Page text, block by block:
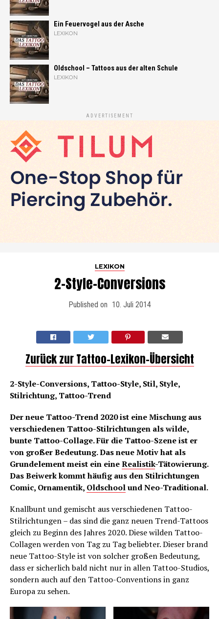
Ein Feuervogel aus der Asche
LEXIKON
Oldschool – Tattoos aus der alten Schule
LEXIKON
ADVERTISEMENT
LEXIKON
2-Style-Conversions
Published on 10. Juli 2014
Zurück zur Tattoo-Lexikon-Übersicht
2-Style-Conversions, Tattoo-Style, Stil, Style,
Stilrichtung, Tattoo-Trend
Der neue Tattoo-Trend 2020 ist eine Mischung aus
verschiedenen Tattoo-Stilrichtungen als wilde,
bunte Tattoo-Collage. Für die Tattoo-Szene ist er
von großer Bedeutung. Das neue Motiv hat als
Grundelement meist ein eineRealistik-Tätowierung.
Das Beiwerk kommt häufig aus den Stilrichtungen
Comic, Ornamentik, Oldschoolund Neo-Traditional.
Knallbunt und gemischt aus verschiedenen Tattoo-
Stilrichtungen – das sind die ganz neuen Trend-Tattoos
gleich zu Beginn des Jahres 2020. Diese wilden Tattoo-
Collagen werden von Tag zu Tag beliebter. Dieser brand
neue Tattoo-Style ist von solcher großen Bedeutung,
dass er sicherlich bald nicht nur in allen Tattoo-Studios,
sondern auch auf den Tattoo-Conventions in ganz
Europa zu sehen.